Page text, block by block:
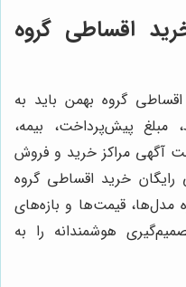
اقساطی گروه
گروه بهمن باید به
مبلغ پیش‌پرداخت، بیمه،
آگهی مراکز خرید و فروش
خرید اقساطی گروه
مدل‌ها، قیمت‌ها و بازه‌های
هوشمندانه را به